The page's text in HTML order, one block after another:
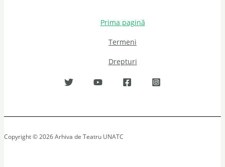
Prima pagină
Termeni
Drepturi
Copyright © 2026 Arhiva de Teatru UNATC